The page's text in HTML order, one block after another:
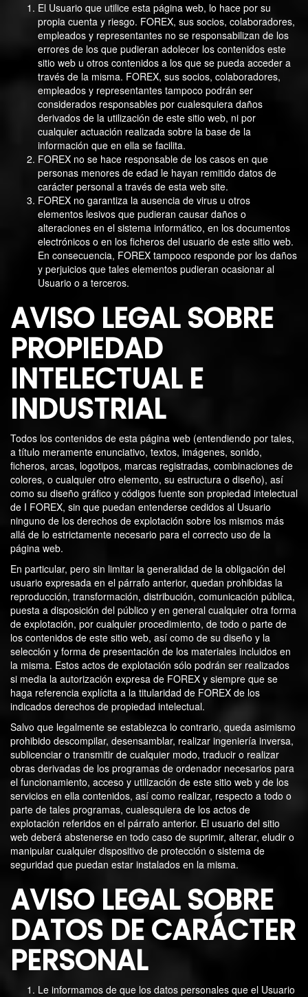
El Usuario que utilice esta página web, lo hace por su
propia cuenta y riesgo. FOREX, sus socios, colaboradores,
empleados y representantes no se responsabilizan de los
errores de los que pudieran adolecer los contenidos este
sitio web u otros contenidos a los que se pueda acceder a
través de la misma. FOREX, sus socios, colaboradores,
empleados y representantes tampoco podrán ser
considerados responsables por cualesquiera daños
derivados de la utilización de este sitio web, ni por
cualquier actuación realizada sobre la base de la
información que en ella se facilita.
FOREX no se hace responsable de los casos en que
personas menores de edad le hayan remitido datos de
carácter personal a través de esta web site.
FOREX no garantiza la ausencia de virus u otros
elementos lesivos que pudieran causar daños o
alteraciones en el sistema informático, en los documentos
electrónicos o en los ficheros del usuario de este sitio web.
En consecuencia, FOREX tampoco responde por los daños
y perjuicios que tales elementos pudieran ocasionar al
Usuario o a terceros.
AVISO LEGAL SOBRE
PROPIEDAD
INTELECTUAL E
INDUSTRIAL
Todos los contenidos de esta página web (entendiendo por tales,
a título meramente enunciativo, textos, imágenes, sonido,
ficheros, arcas, logotipos, marcas registradas, combinaciones de
colores, o cualquier otro elemento, su estructura o diseño), así
como su diseño gráfico y códigos fuente son propiedad intelectual
de I FOREX, sin que puedan entenderse cedidos al Usuario
ninguno de los derechos de explotación sobre los mismos más
allá de lo estrictamente necesario para el correcto uso de la
página web.
En particular, pero sin limitar la generalidad de la obligación del
usuario expresada en el párrafo anterior, quedan prohibidas la
reproducción, transformación, distribución, comunicación pública,
puesta a disposición del público y en general cualquier otra forma
de explotación, por cualquier procedimiento, de todo o parte de
los contenidos de este sitio web, así como de su diseño y la
selección y forma de presentación de los materiales incluidos en
la misma. Estos actos de explotación sólo podrán ser realizados
si media la autorización expresa de FOREX y siempre que se
haga referencia explícita a la titularidad de FOREX de los
indicados derechos de propiedad intelectual.
Salvo que legalmente se establezca lo contrario, queda asimismo
prohibido descompilar, desensamblar, realizar ingeniería inversa,
sublicenciar o transmitir de cualquier modo, traducir o realizar
obras derivadas de los programas de ordenador necesarios para
el funcionamiento, acceso y utilización de este sitio web y de los
servicios en ella contenidos, así como realizar, respecto a todo o
parte de tales programas, cualesquiera de los actos de
explotación referidos en el párrafo anterior. El usuario del sitio
web deberá abstenerse en todo caso de suprimir, alterar, eludir o
manipular cualquier dispositivo de protección o sistema de
seguridad que puedan estar instalados en la misma.
AVISO LEGAL SOBRE
DATOS DE CARÁCTER
PERSONAL
Le informamos de que los datos personales que el Usuario